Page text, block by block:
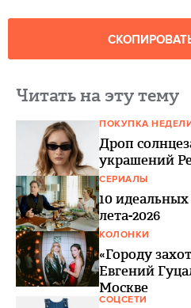
Читать на эту тему
ПОКУПКА
Дроп
украшений
СЕРИАЛЫ
10
лета-2026
КОЛОНКИ
«Городу
Евгений
Москве
СОЦСЕТИ